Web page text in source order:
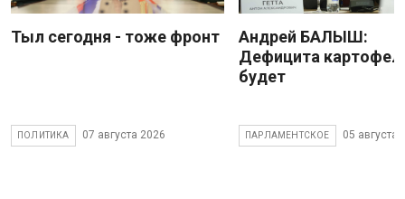
Тыл сегодня - тоже фронт
ПОЛИТИКА 07 августа 2026
Андрей БАЛЫШ:
Дефицита
будет
ПАРЛАМЕНТСКОЕ 05 августа